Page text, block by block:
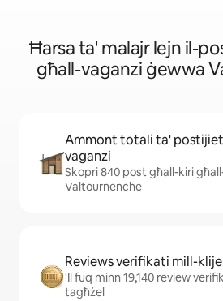
Ħarsa ta' malajr lejn il-
għall-vaganzi ġewwa
Ammont totali ta'
vaganzi
Skopri 840 post għall-kiri
Valtournenche
Reviews verifikati mill-
'Il fuq minn 19,140 review
tagħżel